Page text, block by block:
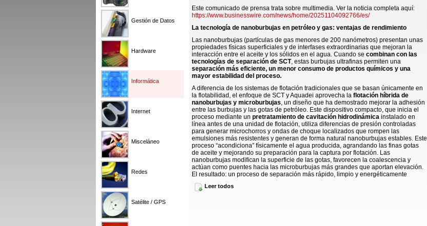
Gestión de Datos
Hardware
Informática
Internet
Misceláneo
Redes
Satélite / GPS
Este comunicado de prensa trata sobre multimedia. Ver la noticia completa aquí:
https://www.businesswire.com/news/home/20251104092766/es/
La tecnología de nanoburbujas en petróleo y gas: ventajas de rendimiento
Las nanoburbujas (partículas de gas menores de 200 nanómetros) presentan unas
propiedades físicas superficiales y de interfases extraordinarias que mejoran la
interacción entre el aceite y los sólidos en el agua. Cuando se combinan con las
tecnologías de separación de SCT, estas burbujas ultrafinas permiten una
separación más eficiente, un menor consumo de productos químicos y una
mayor estabilidad del proceso.
A diferencia de los sistemas de flotación tradicionales que se basan únicamente en
la flotabilidad, el enfoque de SCT y Aquadei aprovecha la flotación híbrida de
nanoburbujas y microburbujas, un diseño que ha demostrado mejorar la adhesión
entre las burbujas y las gotas de petróleo. Este dispositivo compacto, que inicia el
proceso mediante un pretratamiento de cavitación hidrodinámica instalado en
línea antes de una unidad de flotación, utiliza diferencias de presión controladas
para generar microchorros y ondas de choque localizados que rompen las
emulsiones más resistentes y generan de forma natural nanoburbujas estables. Este
proceso “acondiciona” físicamente el agua producida, agrandando las finas gotas
de aceite y mejorando su preparación para la captura por flotación. Las
nanoburbujas modifican la superficie de las gotas, favorecen la coalescencia y
actúan como puentes hacia las microburbujas más grandes que aportan elevación.
El resultado: un proceso de separación más rápido, limpio y energéticamente
eficiente.
Leer todos